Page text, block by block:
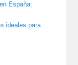
España:
ideales para